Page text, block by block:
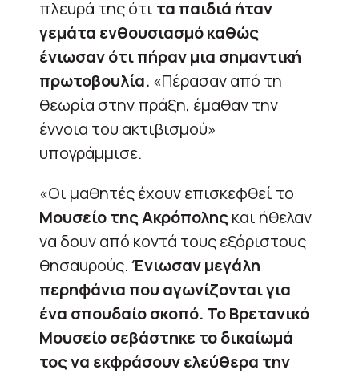
πλευρά της ότι τα παιδιά ήταν
γεμάτα ενθουσιασμό καθώς
ένιωσαν ότι πήραν μια σημαντική
πρωτοβουλία. «Πέρασαν από τη
θεωρία στην πράξη, έμαθαν την
έννοια του ακτιβισμού»
υπογράμμισε.
«Οι μαθητές έχουν επισκεφθεί το
Μουσείο της Ακρόποληςκαι ήθελαν
να δουν από κοντά τους εξόριστους
θησαυρούς.Ένιωσαν μεγάλη
περηφάνια που αγωνίζονται για
ένα σπουδαίο σκοπό. Το Βρετανικό
Μουσείο σεβάστηκε το δικαίωμά
τος να εκφράσουν ελεύθερα την